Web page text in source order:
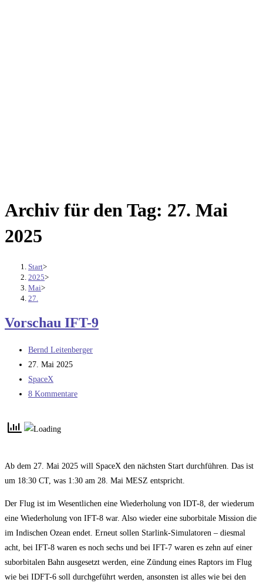
Archiv für den Tag: 27. Mai
2025
Start>
2025>
Mai>
27.
Vorschau IFT-9
Beitrags-
Autor:
Bernd Leitenberger
Beitrag
veröffentlicht:
27. Mai 2025
Beitrags-
Kategorie:
SpaceX
Beitrags-
8 Kommentare
Ab dem 27. Mai 2025 will SpaceX den nächsten Start durchführen. Das ist
um 18:30 CT, was 1:30 am 28. Mai MESZ entspricht.
Der Flug ist im Wesentlichen eine Wiederholung von IDT-8, der wiederum
eine Wiederholung von IFT-8 war. Also wieder eine suborbitale Mission die
im Indischen Ozean endet. Erneut sollen Starlink-Simulatoren – diesmal
acht, bei IFT-8 waren es noch sechs und bei IFT-7 waren es zehn auf einer
suborbitalen Bahn ausgesetzt werden, eine Zündung eines Raptors im Flug
wie bei IDFT-6 soll durchgeführt werden, ansonsten ist alles wie bei den